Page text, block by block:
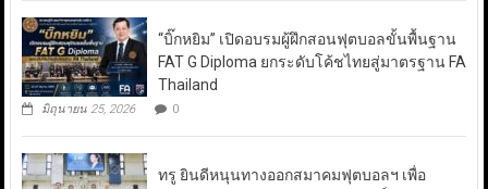
“บิ๊กหยิม” เปิดอบรมผู้ฝึกสอนฟุตบอลขั้นพื้นฐาน
FAT G Diploma ยกระดับโค้ชไทยสู่มาตรฐาน FA
Thailand
มิถุนายน 25, 2026 0
ทรู ยินดีหนุนทางออกสมาคมฟุตบอลฯ เพื่อ